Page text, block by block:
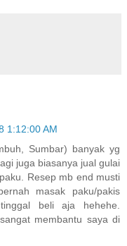
1:12:00 AM
Sumbar) banyak yg
juga biasanya jual gulai
Resep mb end musti
masak paku/pakis
beli aja hehehe.
membantu saya di